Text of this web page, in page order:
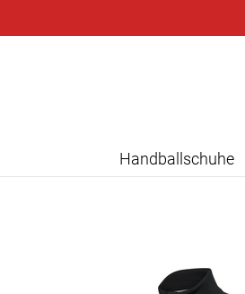
Handballschuhe